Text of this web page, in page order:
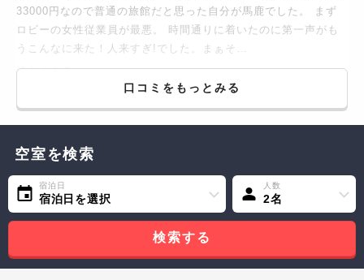
33000円なので普通の旅館だと思った自分が馬鹿でした。 まず
ロビーの女性従業員が最悪。 時間通りに着いたのに第一声がも
うこんなに来た！人来すぎ!でした。まぁそ…
続きをみる...
口コミをもっとみる
空室を検索
宿泊日
宿泊日を選択
人数
2名
検索する